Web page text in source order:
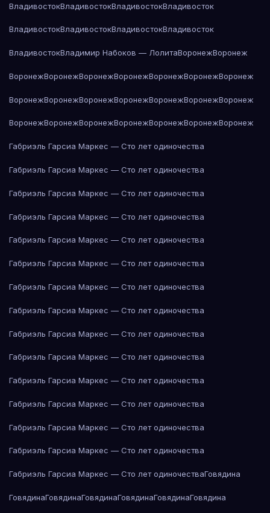
ВладивостокВладивостокВладивостокВладивосток
ВладивостокВладивостокВладивостокВладивосток
ВладивостокВладимир Набоков — ЛолитаВоронежВоронеж
ВоронежВоронежВоронежВоронежВоронежВоронежВоронеж
ВоронежВоронежВоронежВоронежВоронежВоронежВоронеж
ВоронежВоронежВоронежВоронежВоронежВоронежВоронеж
Габриэль Гарсиа Маркес — Сто лет одиночества
Габриэль Гарсиа Маркес — Сто лет одиночества
Габриэль Гарсиа Маркес — Сто лет одиночества
Габриэль Гарсиа Маркес — Сто лет одиночества
Габриэль Гарсиа Маркес — Сто лет одиночества
Габриэль Гарсиа Маркес — Сто лет одиночества
Габриэль Гарсиа Маркес — Сто лет одиночества
Габриэль Гарсиа Маркес — Сто лет одиночества
Габриэль Гарсиа Маркес — Сто лет одиночества
Габриэль Гарсиа Маркес — Сто лет одиночества
Габриэль Гарсиа Маркес — Сто лет одиночества
Габриэль Гарсиа Маркес — Сто лет одиночества
Габриэль Гарсиа Маркес — Сто лет одиночества
Габриэль Гарсиа Маркес — Сто лет одиночества
Габриэль Гарсиа Маркес — Сто лет одиночестваГовядина
ГовядинаГовядинаГовядинаГовядинаГовядинаГовядина